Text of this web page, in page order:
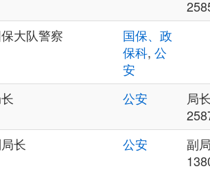
大队警察
国保、政
保科, 公
安
公安
局
长 公安
副